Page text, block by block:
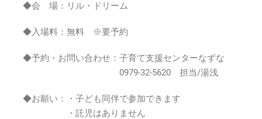
年
記
コ
ン
◆会 場：リル・ドリーム
◆入場料：無料 ※要予約
◆予約・お問い合わせ：子育て支援センターなずな
0979-32-5620 担当/湯浅
◆お願い：・子ども同伴で参加できます
・託児はありません